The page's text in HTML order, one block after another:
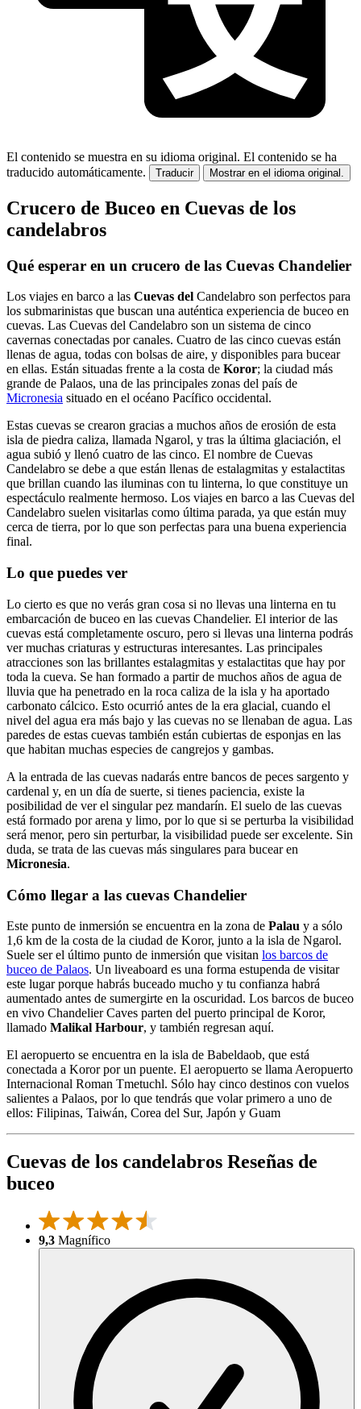
El contenido se muestra en su idioma original. El contenido se ha
traducido automáticamente.
Traducir Mostrar en el idioma original.
Crucero de Buceo en Cuevas de los
candelabros
Qué esperar en un crucero de las Cuevas Chandelier
Los viajes en barco a las Cuevas del Candelabro son perfectos para
los submarinistas que buscan una auténtica experiencia de buceo en
cuevas. Las Cuevas del Candelabro son un sistema de cinco
cavernas conectadas por canales. Cuatro de las cinco cuevas están
llenas de agua, todas con bolsas de aire, y disponibles para bucear
en ellas. Están situadas frente a la costa de Koror; la ciudad más
grande de Palaos, una de las principales zonas del país de
Micronesia situado en el océano Pacífico occidental.
Estas cuevas se crearon gracias a muchos años de erosión de esta
isla de piedra caliza, llamada Ngarol, y tras la última glaciación, el
agua subió y llenó cuatro de las cinco. El nombre de Cuevas
Candelabro se debe a que están llenas de estalagmitas y estalactitas
que brillan cuando las iluminas con tu linterna, lo que constituye un
espectáculo realmente hermoso. Los viajes en barco a las Cuevas del
Candelabro suelen visitarlas como última parada, ya que están muy
cerca de tierra, por lo que son perfectas para una buena experiencia
final.
Lo que puedes ver
Lo cierto es que no verás gran cosa si no llevas una linterna en tu
embarcación de buceo en las cuevas Chandelier. El interior de las
cuevas está completamente oscuro, pero si llevas una linterna podrás
ver muchas criaturas y estructuras interesantes. Las principales
atracciones son las brillantes estalagmitas y estalactitas que hay por
toda la cueva. Se han formado a partir de muchos años de agua de
lluvia que ha penetrado en la roca caliza de la isla y ha aportado
carbonato cálcico. Esto ocurrió antes de la era glacial, cuando el
nivel del agua era más bajo y las cuevas no se llenaban de agua. Las
paredes de estas cuevas también están cubiertas de esponjas en las
que habitan muchas especies de cangrejos y gambas.
A la entrada de las cuevas nadarás entre bancos de peces sargento y
cardenal y, en un día de suerte, si tienes paciencia, existe la
posibilidad de ver el singular pez mandarín. El suelo de las cuevas
está formado por arena y limo, por lo que si se perturba la visibilidad
será menor, pero sin perturbar, la visibilidad puede ser excelente. Sin
duda, se trata de las cuevas más singulares para bucear en
Micronesia.
Cómo llegar a las cuevas Chandelier
Este punto de inmersión se encuentra en la zona de Palau y a sólo
1,6 km de la costa de la ciudad de Koror, junto a la isla de Ngarol.
Suele ser el último punto de inmersión que visitan los barcos de
buceo de Palaos. Un liveaboard es una forma estupenda de visitar
este lugar porque habrás buceado mucho y tu confianza habrá
aumentado antes de sumergirte en la oscuridad. Los barcos de buceo
en vivo Chandelier Caves parten del puerto principal de Koror,
llamado Malikal Harbour, y también regresan aquí.
El aeropuerto se encuentra en la isla de Babeldaob, que está
conectada a Koror por un puente. El aeropuerto se llama Aeropuerto
Internacional Roman Tmetuchl. Sólo hay cinco destinos con vuelos
salientes a Palaos, por lo que tendrás que volar primero a uno de
ellos: Filipinas, Taiwán, Corea del Sur, Japón y Guam
Cuevas de los candelabros Reseñas de
buceo
9,3 Magnífico